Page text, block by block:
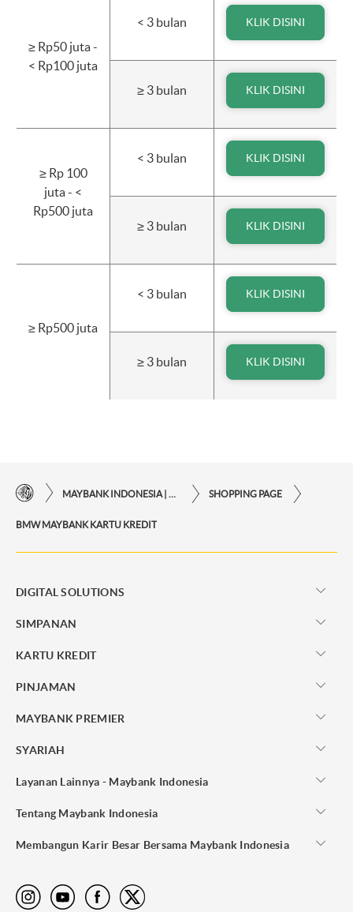
≥ Rp50 juta -
< Rp100 juta
< 3 bulan KLIK DISINI
≥ 3 bulan KLIK DISINI
≥ Rp 100
juta - <
Rp500 juta
< 3 bulan KLIK DISINI
≥ 3 bulan KLIK DISINI
≥ Rp500 juta
< 3 bulan KLIK DISINI
≥ 3 bulan KLIK DISINI
SHOPPING PAGE
BMW MAYBANK KARTU KREDIT
DIGITAL SOLUTIONS
SIMPANAN
KARTU KREDIT
PINJAMAN
MAYBANK PREMIER
SYARIAH
Layanan Lainnya - Maybank Indonesia
Tentang Maybank Indonesia
Membangun Karir Besar Bersama Maybank Indonesia